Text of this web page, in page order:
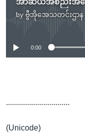
by ဗွီအိုအေသတင်းဌာန
No
0:00
................................
(Unicode)